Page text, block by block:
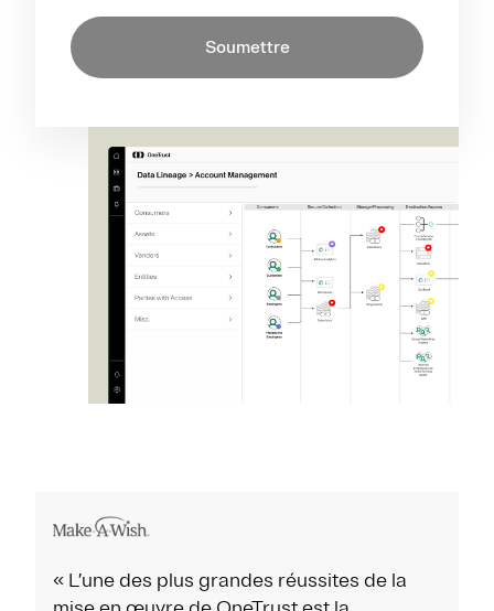
Soumettre
« L’une des plus grandes réussites de la